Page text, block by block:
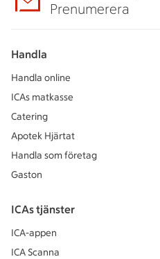
Prenumerera
Handla
Handla online
ICAs matkasse
Catering
Apotek Hjärtat
Handla som företag
Gaston
ICAs tjänster
ICA-appen
ICA Scanna